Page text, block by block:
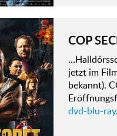
COP
jetzt im
bekannt).
dvd-blu-